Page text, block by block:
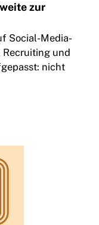
zur
Social-Media-
Recruiting und
nicht